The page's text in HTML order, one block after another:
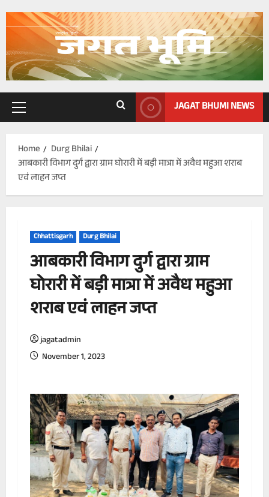
Primary
JAGAT BHUMI NEWS
Home
Durg Bhilai
आबकारी विभाग दुर्ग द्वारा ग्राम घोरारी में बड़ी मात्रा में अवैध महुआ शराब
एवं लाहन जप्त
Chhattisgarh Durg Bhilai
आबकारी विभाग दुर्ग द्वारा ग्राम
घोरारी में बड़ी मात्रा में अवैध महुआ
शराब एवं लाहन जप्त
jagatadmin
November 1, 2023